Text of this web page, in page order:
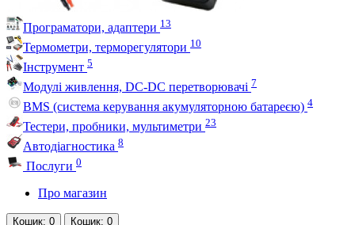
Програматори, адаптери 13
Термометри, терморегулятори 10
Інструмент 5
Модулі живлення, DC-DC перетворювачі 7
BMS (система керування акумуляторною батареєю) 4
Тестери, пробники, мультиметри 23
Автодіагностика 8
Послуги 0
Про магазин
Кошик: 0 Кошик: 0